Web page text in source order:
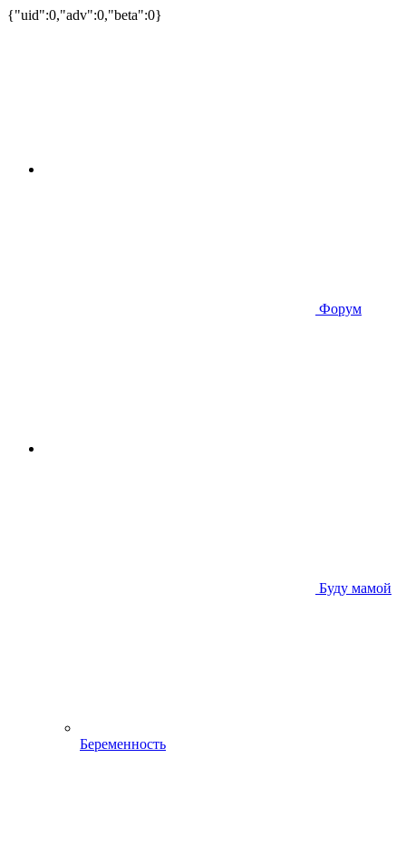
{"uid":0,"adv":0,"beta":0}
Форум
Буду мамой
Беременность